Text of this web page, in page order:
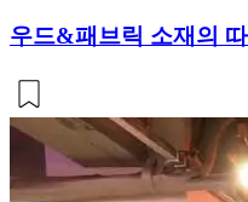
우드&패브릭 소재의